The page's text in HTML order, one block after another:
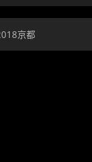
京都